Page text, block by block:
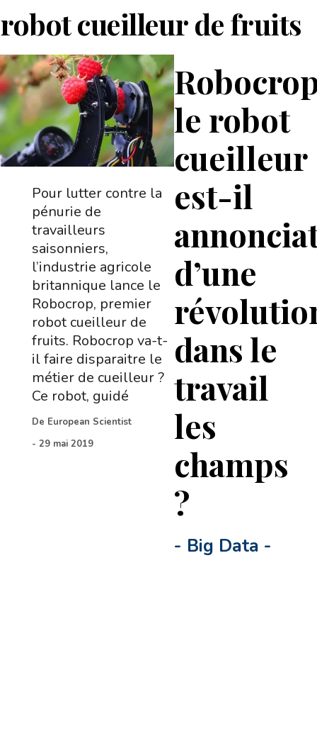
robot cueilleur de fruits
le robot
cueilleur
est-il
d’une
dans le
travail
les
champs
?
- Big Data -
Pour lutter contre la
pénurie de
travailleurs
saisonniers,
l’industrie agricole
britannique lance le
Robocrop, premier
robot cueilleur de
fruits. Robocrop va-t-
il faire disparaitre le
métier de cueilleur ?
Ce robot, guidé
De European Scientist
- 29 mai 2019